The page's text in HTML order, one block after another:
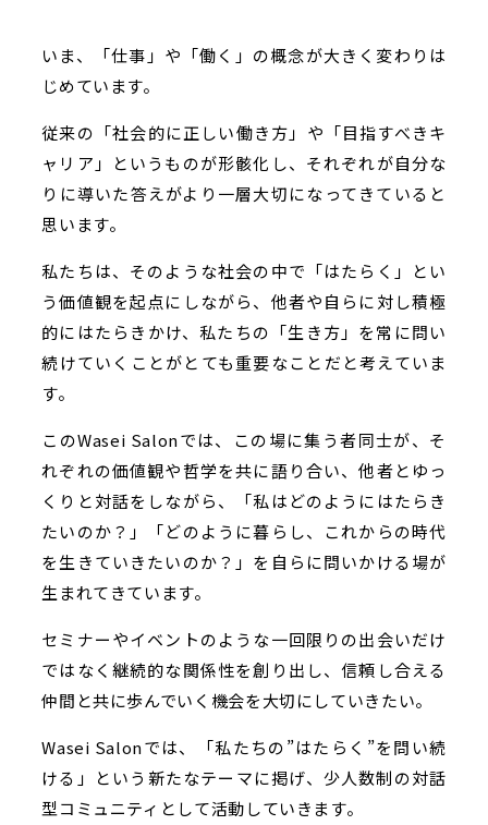
いま、「仕事」や「働く」の概念が大きく変わりは
じめています。
従来の「社会的に正しい働き方」や「目指すべきキ
ャリア」というものが形骸化し、それぞれが自分な
りに導いた答えがより一層大切になってきていると
思います。
私たちは、そのような社会の中で「はたらく」とい
う価値観を起点にしながら、他者や自らに対し積極
的にはたらきかけ、私たちの「生き方」を常に問い
続けていくことがとても重要なことだと考えていま
す。
このWasei Salonでは、この場に集う者同士が、そ
れぞれの価値観や哲学を共に語り合い、他者とゆっ
くりと対話をしながら、「私はどのようにはたらき
たいのか？」「どのように暮らし、これからの時代
を生きていきたいのか？」を自らに問いかける場が
生まれてきています。
セミナーやイベントのような一回限りの出会いだけ
ではなく継続的な関係性を創り出し、信頼し合える
仲間と共に歩んでいく機会を大切にしていきたい。
Wasei Salonでは、「私たちの”はたらく”を問い続
ける」という新たなテーマに掲げ、少人数制の対話
型コミュニティとして活動していきます。